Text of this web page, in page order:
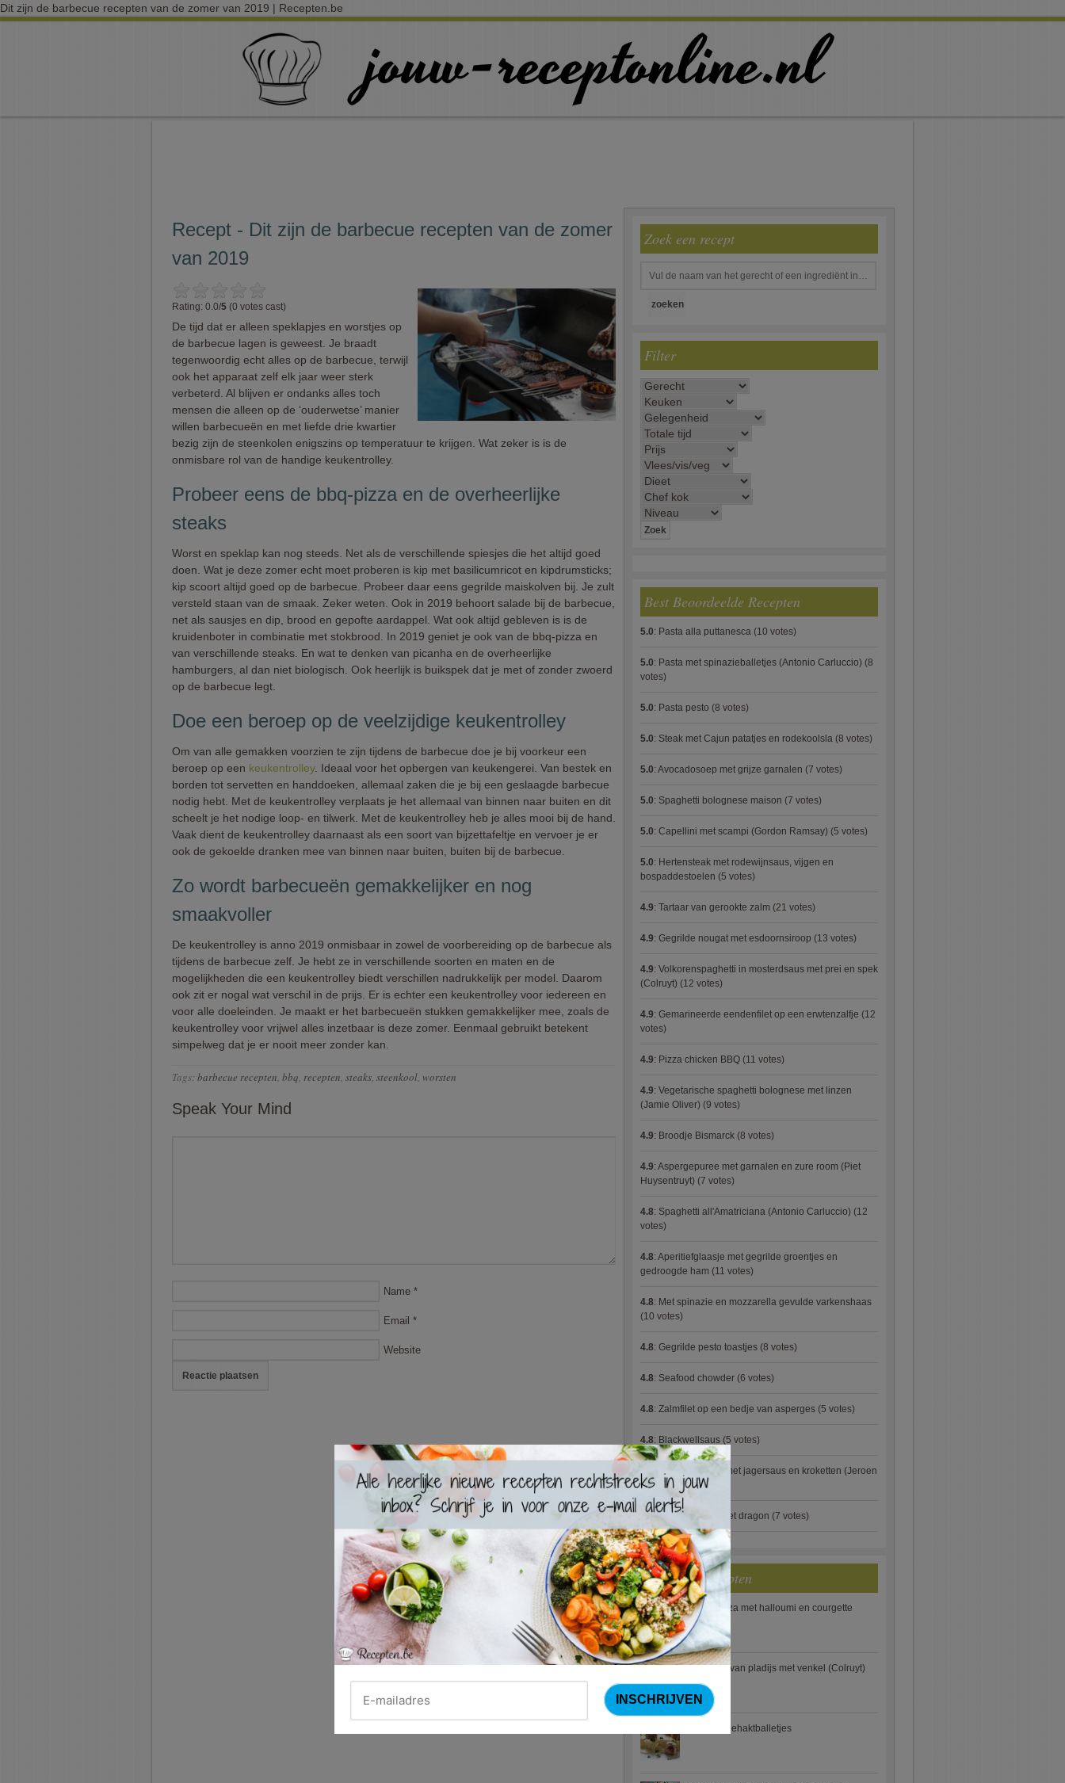
Dit zijn de barbecue recepten van de zomer van 2019 | Recepten.be
Recept - Dit zijn de barbecue recepten van de zomer
van 2019
Rating: 0.0/5 (0 votes cast)
De tijd dat er alleen speklapjes en worstjes op
de barbecue lagen is geweest. Je braadt
tegenwoordig echt alles op de barbecue, terwijl
ook het apparaat zelf elk jaar weer sterk
verbeterd. Al blijven er ondanks alles toch
mensen die alleen op de ‘ouderwetse’ manier
willen barbecueën en met liefde drie kwartier
bezig zijn de steenkolen enigszins op temperatuur te krijgen. Wat zeker is is de
onmisbare rol van de handige keukentrolley.
Probeer eens de bbq-pizza en de overheerlijke
steaks
Worst en speklap kan nog steeds. Net als de verschillende spiesjes die het altijd goed
doen. Wat je deze zomer echt moet proberen is kip met basilicumricot en kipdrumsticks;
kip scoort altijd goed op de barbecue. Probeer daar eens gegrilde maiskolven bij. Je zult
versteld staan van de smaak. Zeker weten. Ook in 2019 behoort salade bij de barbecue,
net als sausjes en dip, brood en gepofte aardappel. Wat ook altijd gebleven is is de
kruidenboter in combinatie met stokbrood. In 2019 geniet je ook van de bbq-pizza en
van verschillende steaks. En wat te denken van picanha en de overheerlijke
hamburgers, al dan niet biologisch. Ook heerlijk is buikspek dat je met of zonder zwoerd
op de barbecue legt.
Doe een beroep op de veelzijdige keukentrolley
Om van alle gemakken voorzien te zijn tijdens de barbecue doe je bij voorkeur een
beroep op een keukentrolley. Ideaal voor het opbergen van keukengerei. Van bestek en
borden tot servetten en handdoeken, allemaal zaken die je bij een geslaagde barbecue
nodig hebt. Met de keukentrolley verplaats je het allemaal van binnen naar buiten en dit
scheelt je het nodige loop- en tilwerk. Met de keukentrolley heb je alles mooi bij de hand.
Vaak dient de keukentrolley daarnaast als een soort van bijzettafeltje en vervoer je er
ook de gekoelde dranken mee van binnen naar buiten, buiten bij de barbecue.
Zo wordt barbecueën gemakkelijker en nog
smaakvoller
De keukentrolley is anno 2019 onmisbaar in zowel de voorbereiding op de barbecue als
tijdens de barbecue zelf. Je hebt ze in verschillende soorten en maten en de
mogelijkheden die een keukentrolley biedt verschillen nadrukkelijk per model. Daarom
ook zit er nogal wat verschil in de prijs. Er is echter een keukentrolley voor iedereen en
voor alle doeleinden. Je maakt er het barbecueën stukken gemakkelijker mee, zoals de
keukentrolley voor vrijwel alles inzetbaar is deze zomer. Eenmaal gebruikt betekent
simpelweg dat je er nooit meer zonder kan.
Tags: barbecue recepten, bbq, recepten, steaks, steenkool, worsten
Speak Your Mind
Name *
Email *
Website
Zoek een recept
Filter
Best Beoordeelde Recepten
5.0: Pasta alla puttanesca (10 votes)
5.0: Pasta met spinazieballetjes (Antonio Carluccio) (8
votes)
5.0: Pasta pesto (8 votes)
5.0: Steak met Cajun patatjes en rodekoolsla (8 votes)
5.0: Avocadosoep met grijze garnalen (7 votes)
5.0: Spaghetti bolognese maison (7 votes)
5.0: Capellini met scampi (Gordon Ramsay) (5 votes)
5.0: Hertensteak met rodewijnsaus, vijgen en
bospaddestoelen (5 votes)
4.9: Tartaar van gerookte zalm (21 votes)
4.9: Gegrilde nougat met esdoornsiroop (13 votes)
4.9: Volkorenspaghetti in mosterdsaus met prei en spek
(Colruyt) (12 votes)
4.9: Gemarineerde eendenfilet op een erwtenzalfje (12
votes)
4.9: Pizza chicken BBQ (11 votes)
4.9: Vegetarische spaghetti bolognese met linzen
(Jamie Oliver) (9 votes)
4.9: Broodje Bismarck (8 votes)
4.9: Aspergepuree met garnalen en zure room (Piet
Huysentruyt) (7 votes)
4.8: Spaghetti all'Amatriciana (Antonio Carluccio) (12
votes)
4.8: Aperitiefglaasje met gegrilde groentjes en
gedroogde ham (11 votes)
4.8: Met spinazie en mozzarella gevulde varkenshaas
(10 votes)
4.8: Gegrilde pesto toastjes (8 votes)
4.8: Seafood chowder (6 votes)
4.8: Zalmfilet op een bedje van asperges (5 votes)
4.8: Blackwellsaus (5 votes)
4.7
Varkenshaasje met jagersaus en kroketten (Jeroen
Meus)(15 votes)
4.7:Gestoofde kip met dragon (7 votes)
Nieuwste Recepten
Turkse pizza met halloumi en courgette
Waterzooi van pladijs met venkel (Colruyt)
Zweedse gehaktballetjes
×